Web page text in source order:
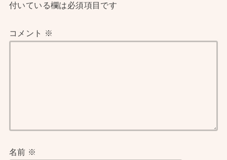
付いている欄は必須項目です
コメント ※
名前 ※